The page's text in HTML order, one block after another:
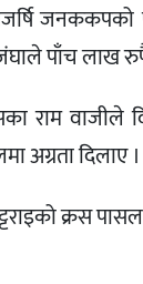
पाँच लाख
राम वाजीले
अग्रता दिलाए ।
क्रस